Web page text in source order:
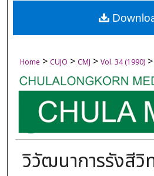
Digital
Home > CUJO > CMJ > Vol. 34 (1990) >
วิวัฒนาการรังสีวิ